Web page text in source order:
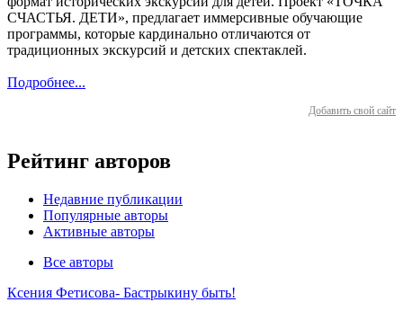
СЧАСТЬЯ. ДЕТИ», предлагает иммерсивные обучающие
программы, которые кардинально отличаются от
традиционных экскурсий и детских спектаклей.
Подробнее...
Добавить свой сайт
Рейтинг авторов
Недавние публикации
Популярные авторы
Активные авторы
Все авторы
Ксения Фетисова- Бастрыкину быть!